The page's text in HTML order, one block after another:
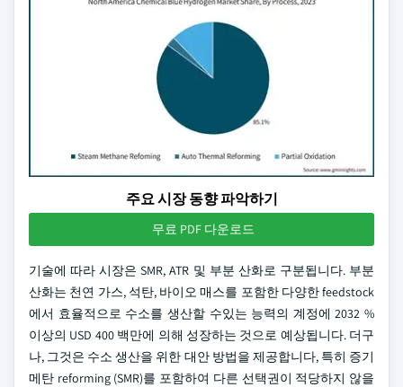
주요 시장 동향 파악하기
무료 PDF 다운로드
기술에 따라 시장은 SMR, ATR 및 부분 산화로 구분됩니다. 부분
산화는 천연 가스, 석탄, 바이오 매스를 포함한 다양한 feedstock
에서 효율적으로 수소를 생산할 수있는 능력의 계정에 2032 %
이상의 USD 400 백만에 의해 성장하는 것으로 예상됩니다. 더구
나, 그것은 수소 생산을 위한 대안 방법을 제공합니다, 특히 증기
메탄 reforming (SMR)를 포함하여 다른 선택권이 적당하지 않을